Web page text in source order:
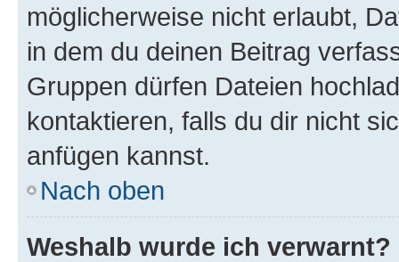
möglicherweise nicht erlaubt,
in dem du deinen Beitrag
Gruppen dürfen Dateien
kontaktieren, falls du dir nicht
anfügen kannst.
Nach oben
Weshalb wurde ich verwarnt?